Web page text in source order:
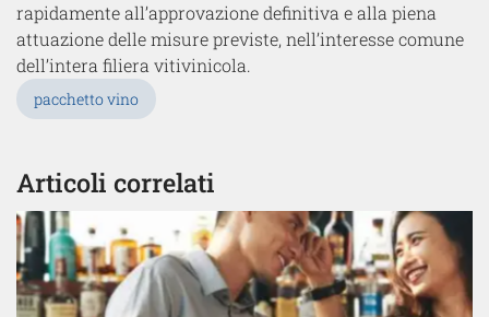
rapidamente all’approvazione definitiva e alla piena
attuazione delle misure previste, nell’interesse comune
dell’intera filiera vitivinicola.
pacchetto vino
Articoli correlati